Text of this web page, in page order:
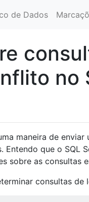
de Dados
no
maneira de
Entendo que o SQL
sobre as consultas
consultas de